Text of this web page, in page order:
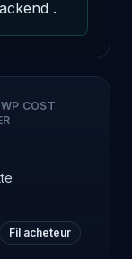
.
WP COST
Fil acheteur